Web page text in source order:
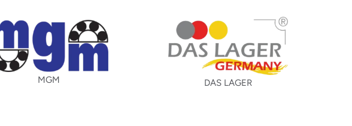
MGM DAS LAGER